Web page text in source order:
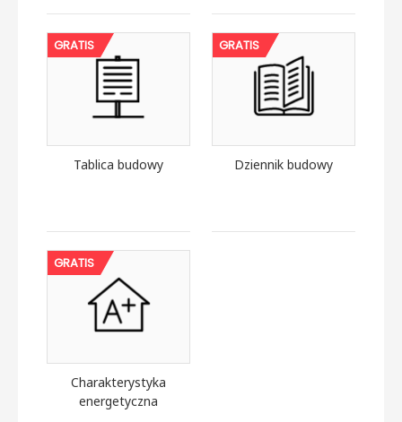
GRATIS
Tablica budowy
GRATIS
Dziennik budowy
GRATIS
Charakterystyka
energetyczna